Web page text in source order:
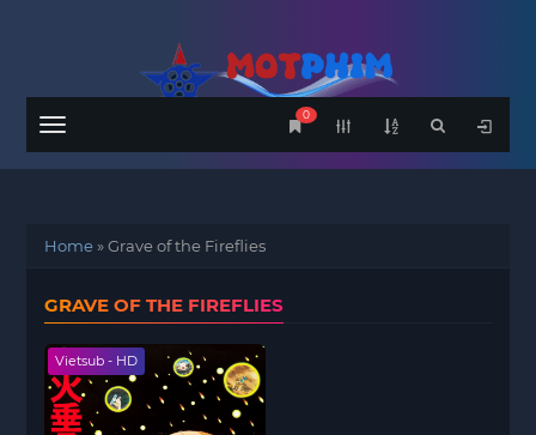
Menu
0
Home»Grave of the Fireflies
GRAVE OF THE FIREFLIES
Vietsub - HD